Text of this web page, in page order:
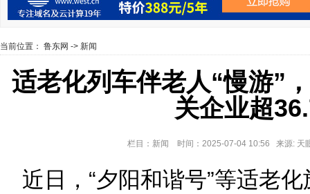
当前位置： 鲁东网 -> 新闻
适老化列车伴老人“慢游”
关企业超
栏目：新闻 时间：2025-07-04 10:56 来源: 天
近日，“夕阳和谐号”等适老